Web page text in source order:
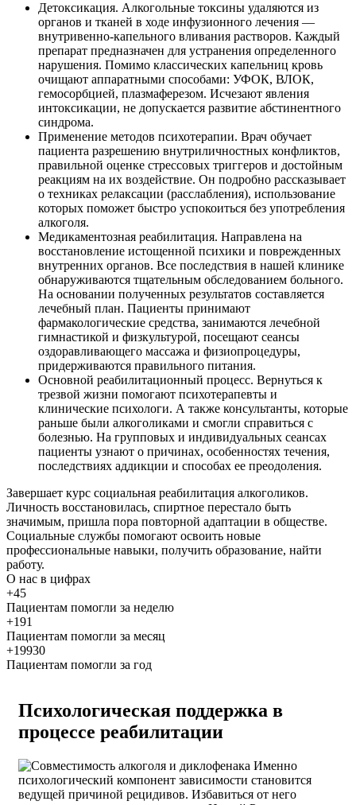
Детоксикация. Алкогольные токсины удаляются из
органов и тканей в ходе инфузионного лечения —
внутривенно-капельного вливания растворов. Каждый
препарат предназначен для устранения определенного
нарушения. Помимо классических капельниц кровь
очищают аппаратными способами: УФОК, ВЛОК,
гемосорбцией, плазмаферезом. Исчезают явления
интоксикации, не допускается развитие абстинентного
синдрома.
Применение методов психотерапии. Врач обучает
пациента разрешению внутриличностных конфликтов,
правильной оценке стрессовых триггеров и достойным
реакциям на их воздействие. Он подробно рассказывает
о техниках релаксации (расслабления), использование
которых поможет быстро успокоиться без употребления
алкоголя.
Медикаментозная реабилитация. Направлена на
восстановление истощенной психики и поврежденных
внутренних органов. Все последствия в нашей клинике
обнаруживаются тщательным обследованием больного.
На основании полученных результатов составляется
лечебный план. Пациенты принимают
фармакологические средства, занимаются лечебной
гимнастикой и физкультурой, посещают сеансы
оздоравливающего массажа и физиопроцедуры,
придерживаются правильного питания.
Основной реабилитационный процесс. Вернуться к
трезвой жизни помогают психотерапевты и
клинические психологи. А также консультанты, которые
раньше были алкоголиками и смогли справиться с
болезнью. На групповых и индивидуальных сеансах
пациенты узнают о причинах, особенностях течения,
последствиях аддикции и способах ее преодоления.
Завершает курс социальная реабилитация алкоголиков.
Личность восстановилась, спиртное перестало быть
значимым, пришла пора повторной адаптации в обществе.
Социальные службы помогают освоить новые
профессиональные навыки, получить образование, найти
работу.
О нас в цифрах
+45
Пациентам помогли за неделю
+191
Пациентам помогли за месяц
+19930
Пациентам помогли за год
Психологическая поддержка в
процессе реабилитации
Именно
психологический компонент зависимости становится
ведущей причиной рецидивов. Избавиться от него